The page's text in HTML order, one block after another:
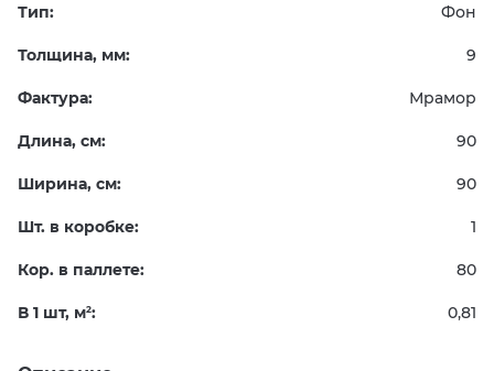
Тип: Фон
Толщина, мм: 9
Фактура: Мрамор
Длина, см: 90
Ширина, см: 90
Шт. в коробке: 1
Кор. в паллете: 80
В 1 шт, м2: 0,81